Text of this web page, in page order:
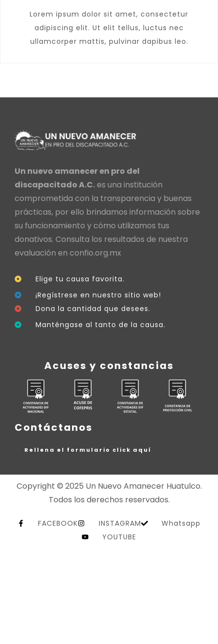
Lorem ipsum dolor sit amet, consectetur
adipiscing elit. Ut elit tellus, luctus nec
ullamcorper mattis, pulvinar dapibus leo.
Un nuevo amanecer en pro del
discapacitado A.C.es una institución
comprometida con la transparencia y buenas
prácticas, por ello brindamos información sobre
su funcionamiento y cómo utilizamos tus
donativos. Consulta los resultados de nuestra
evaluación en confio.org.mx
Elige tu causa favorita.
¡Regístrese en nuestro sitio web!
Dona la cantidad que desees.
Manténgase al tanto de la causa.
Acuses y constancias
Contáctanos
Rellena el formulario click aquí
Copyright © 2025 Un Nuevo Amanecer Huatulco.
Todos los derechos reservados.
FACEBOOK INSTAGRAM
Whatsapp
YOUTUBE